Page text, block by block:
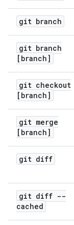
git branch
git branch
[branch]
git checkout
[branch]
git merge
[branch]
git diff
git diff --
cached